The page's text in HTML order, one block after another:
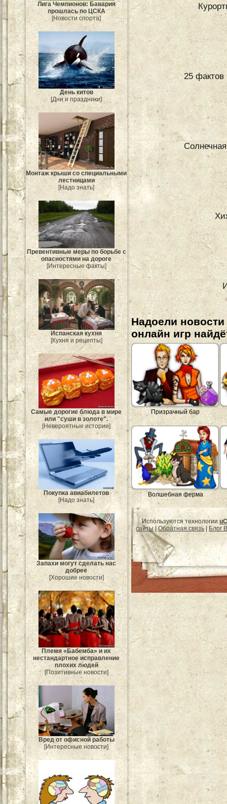
Лига Чемпионов: Бавария
прошлась по ЦСКА
[Новости спорта]
День китов
[Дни и праздники]
Монтаж крыши со специальными
лестницами
[Надо знать]
Превентивные меры по борьбе с
опасностями на дороге
[Интересные факты]
Испанская кухня
[Кухня и рецепты]
Самые дорогие блюда в мире
или "суши в золоте".
[Невероятные истории]
Покупка авиабилетов
[Надо знать]
Запахи могут сделать нас
добрее
[Хорошие новости]
Племя «Бабемба» и их
нестандартное исправление
плохих людей
[Позитивные новости]
Вред от офисной работы
[Интересные новости]
25 фактов
Надоели
онлайн игр
Призрачный бар
Волшебная ферма
Используются технологии
сайты|Обратная связь Блог